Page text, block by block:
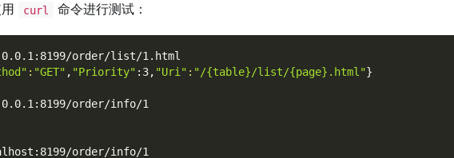
curl 命令进行测试：
order/list/1.html
: "GET" , "Priority" :3, "Uri" : "/{table}/list/{page}.html"}
order/info/1
order/info/1